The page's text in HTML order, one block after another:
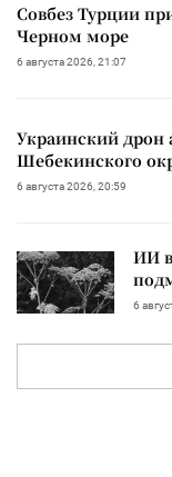
Совбез Турции
Черном море
6 августа 2026, 21:07
Украинский дрон
Шебекинского
6 августа 2026, 20:59
ИИ
6